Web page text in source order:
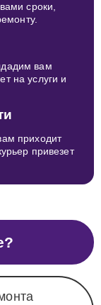
сроки,
вам
на услуги и
приходит
привезет